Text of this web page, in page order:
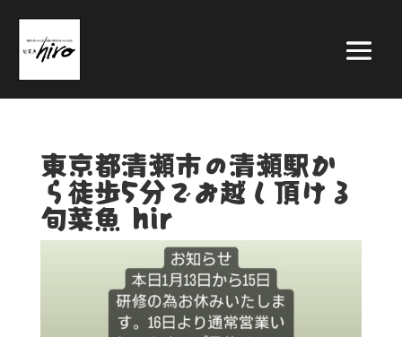
東京都清瀬市の清瀬駅か
ら徒歩5分でお越し頂ける
旬菜魚 hir